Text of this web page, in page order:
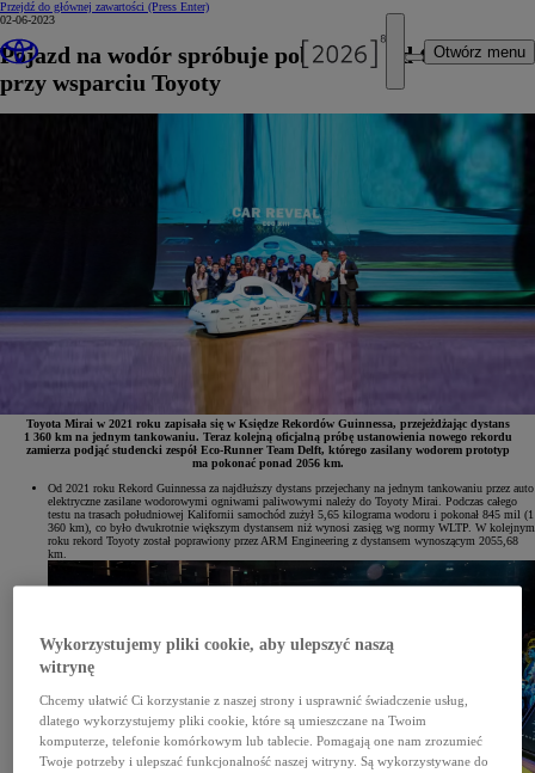
Przejdź do głównej zawartości (Press Enter)
Otwórz menu
02-06-2023
Pojazd na wodór spróbuje pobić Rekord Guinnessa
przy wsparciu Toyoty
Toyota Mirai w 2021 roku zapisała się w Księdze Rekordów Guinnessa, przejeżdżając dystans
1 360 km na jednym tankowaniu. Teraz kolejną oficjalną próbę ustanowienia nowego rekordu
zamierza podjąć studencki zespół Eco-Runner Team Delft, którego zasilany wodorem prototyp
ma pokonać ponad 2056 km.
Od 2021 roku Rekord Guinnessa za najdłuższy dystans przejechany na jednym tankowaniu przez auto
elektryczne zasilane wodorowymi ogniwami paliwowymi należy do Toyoty Mirai. Podczas całego
testu na trasach południowej Kalifornii samochód zużył 5,65 kilograma wodoru i pokonał 845 mil (1
360 km), co było dwukrotnie większym dystansem niż wynosi zasięg wg normy WLTP. W kolejnym
roku rekord Toyoty został poprawiony przez ARM Engineering z dystansem wynoszącym 2055,68
km.
Wykorzystujemy pliki cookie, aby ulepszyć naszą
witrynę
Chcemy ułatwić Ci korzystanie z naszej strony i usprawnić świadczenie usług,
dlatego wykorzystujemy pliki cookie, które są umieszczane na Twoim
komputerze, telefonie komórkowym lub tablecie. Pomagają one nam zrozumieć
Twoje potrzeby i ulepszać funkcjonalność naszej witryny. Są wykorzystywane do